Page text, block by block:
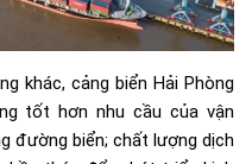
khác, cảng biển Hải Phòng
tốt hơn nhu cầu của vận
đường biển; chất lượng dịch